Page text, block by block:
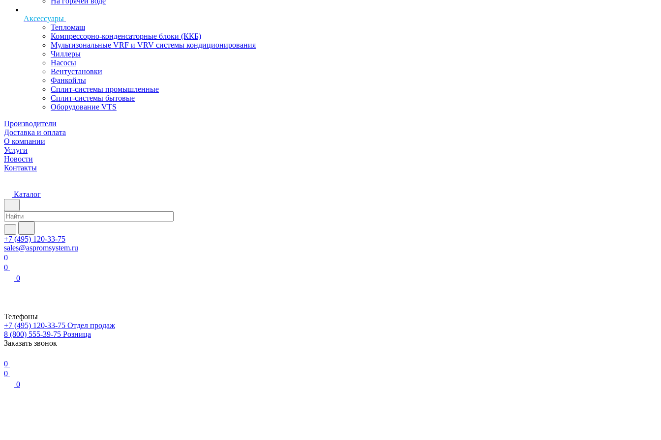
Аксессуары
Тепломаш
Компрессорно-конденсаторные блоки (ККБ)
Мультизональные VRF и VRV системы кондиционирования
Чиллеры
Насосы
Вентустановки
Фанкойлы
Сплит-системы промышленные
Сплит-системы бытовые
Оборудование VTS
Производители
Доставка и оплата
О компании
Услуги
Новости
Контакты
Каталог
+7 (495) 120-33-75
sales@aspromsystem.ru
0
0
0
Телефоны
+7 (495) 120-33-75 Отдел продаж
8 (800) 555-39-75 Розница
Заказать звонок
0
0
0